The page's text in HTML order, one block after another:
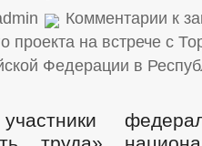
Комментарии к
проекта на встрече с
Федерации в